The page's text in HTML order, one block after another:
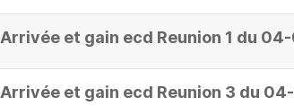
Arrivée et gain ecd Reunion 1 du
Arrivée et gain ecd Reunion 3 du